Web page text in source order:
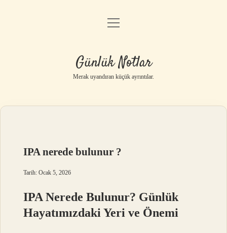
Anasayfa
Yasal Uyarı
menüyü
Günlük Notlar
Merak uyandıran küçük ayrıntılar.
IPA nerede bulunur ?
Tarih: Ocak 5, 2026
IPA Nerede Bulunur? Günlük
Hayatımızdaki Yeri ve Önemi